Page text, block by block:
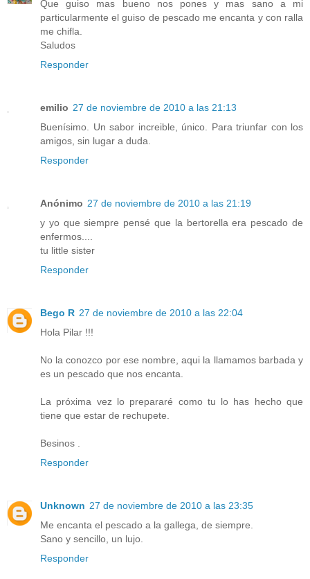
Que guiso mas bueno nos pones y mas sano a mi
particularmente el guiso de pescado me encanta y con ralla
me chifla.
Saludos
Responder
emilio 27 de noviembre de 2010 a las 21:13
Buenísimo. Un sabor increible, único. Para triunfar con los
amigos, sin lugar a duda.
Responder
Anónimo 27 de noviembre de 2010 a las 21:19
y yo que siempre pensé que la bertorella era pescado de
enfermos....
tu little sister
Responder
Bego R 27 de noviembre de 2010 a las 22:04
Hola Pilar !!!
No la conozco por ese nombre, aqui la llamamos barbada y
es un pescado que nos encanta.
La próxima vez lo prepararé como tu lo has hecho que
tiene que estar de rechupete.
Besinos .
Responder
Unknown 27 de noviembre de 2010 a las 23:35
Me encanta el pescado a la gallega, de siempre.
Sano y sencillo, un lujo.
Responder